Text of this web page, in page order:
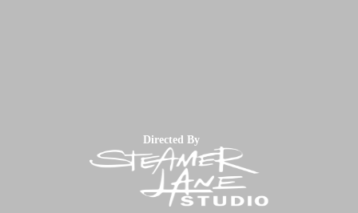
Directed By